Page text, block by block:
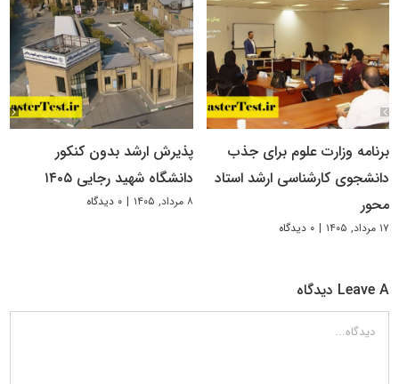
برنامه وزارت علوم برای جذب
دانشجوی کارشناسی ارشد استاد
محور
۱۷ مرداد, ۱۴۰۵ | ۰ دیدگاه
پذیرش ارشد بدون کنکور
دانشگاه شهید رجایی ۱۴۰۵
۸ مرداد, ۱۴۰۵ | ۰ دیدگاه
Leave A دیدگاه
دیدگاه